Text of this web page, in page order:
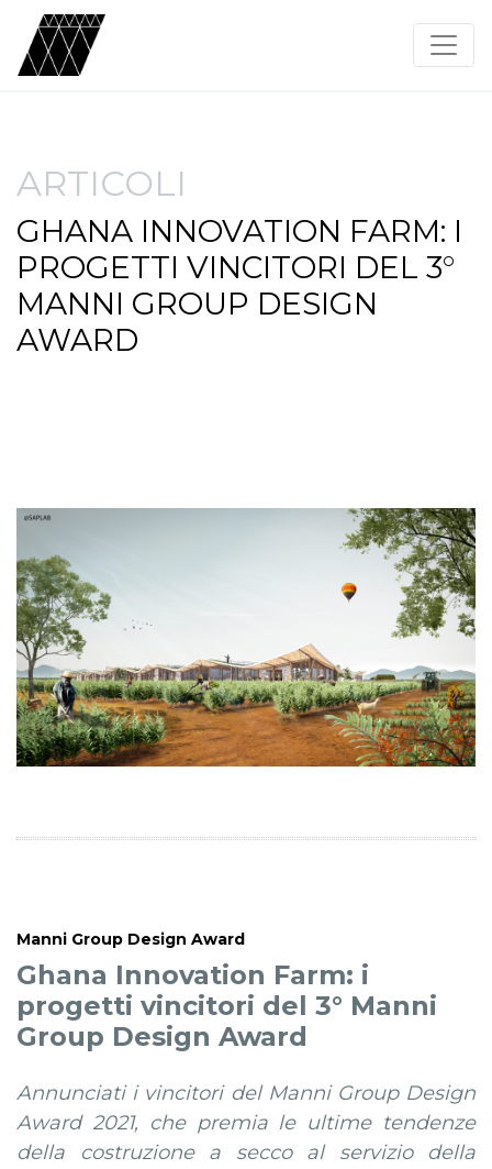
ARTICOLI
GHANA INNOVATION FARM: I
PROGETTI VINCITORI DEL 3°
MANNI GROUP DESIGN
AWARD
Manni Group Design Award
Ghana Innovation Farm: i
progetti vincitori del 3° Manni
Group Design Award
Annunciati i vincitori del Manni Group Design
Award 2021, che premia le ultime tendenze
della costruzione a secco al servizio della